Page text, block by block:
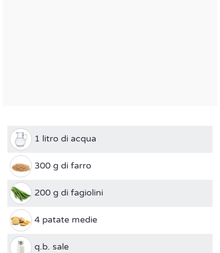
1 litro di acqua
300 g di farro
200 g di fagiolini
4 patate medie
q.b. sale